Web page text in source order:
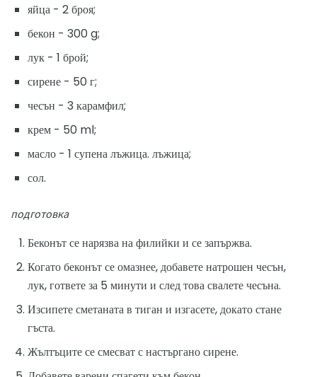
яйца - 2 броя;
бекон - 300 g;
лук - 1 брой;
сирене - 50 г;
чесън - 3 карамфил;
крем - 50 ml;
масло - 1 супена лъжица. лъжица;
сол.
подготовка
Беконът се нарязва на филийки и се запържва.
Когато беконът се омазнее, добавете натрошен чесън,
лук, гответе за 5 минути и след това свалете чесъна.
Изсипете сметаната в тиган и изгасете, докато стане
гъста.
Жълтъците се смесват с настъргано сирене.